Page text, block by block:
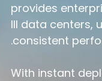
provides
III data centers,
consistent
With instant